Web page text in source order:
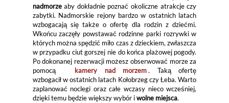
nadmorzeaby dokładnie poznać okoliczne atrakcje czy
zabytki. Nadmorskie rejony bardzo w ostatnich latach
wzbogacają się także o ofertę dla rodzin z dziećmi.
Wkońcu zaczęły powstawać rodzinne parki rozrywki w
których można spędzić miło czas z dzieckiem, zwłaszcza
w przypadku ciut gorszej nie do końca plażowej pogody.
Po dokonanej rezerwacji możesz obserwować morze za
pomocą
kamery nad morzem . Taką ofertę
wzbogacił w ostatnich latach Kołobrzeg czy Łeba. Warto
zaplanować noclegi oraz całe wczasy nieco wcześniej,
dzięki temu będzie większy wybór iwolne miejsca.